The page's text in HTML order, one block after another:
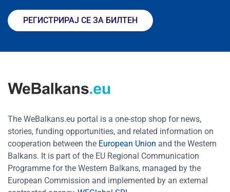
РЕГИСТРИРАЈ СЕ ЗА БИЛТЕН
The WeBalkans.eu portal is a one-stop shop for news,
stories, funding opportunities, and related information on
cooperation between the European Union and the Western
Balkans. It is part of the EU Regional Communication
Programme for the Western Balkans, managed by the
European Commission and implemented by an external